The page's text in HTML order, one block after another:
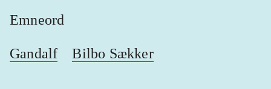
Emneord
Gandalf Bilbo Sækker